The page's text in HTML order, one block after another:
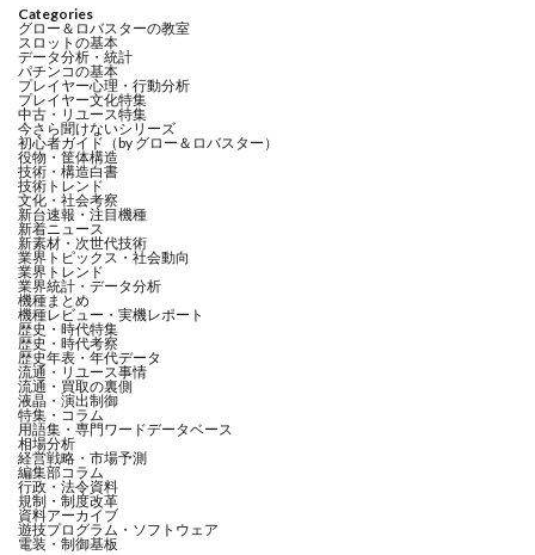
Categories
グロー＆ロバスターの教室
スロットの基本
データ分析・統計
パチンコの基本
プレイヤー心理・行動分析
プレイヤー文化特集
中古・リユース特集
今さら聞けないシリーズ
初心者ガイド（by グロー＆ロバスター）
役物・筐体構造
技術・構造白書
技術トレンド
文化・社会考察
新台速報・注目機種
新着ニュース
新素材・次世代技術
業界トピックス・社会動向
業界トレンド
業界統計・データ分析
機種まとめ
機種レビュー・実機レポート
歴史・時代特集
歴史・時代考察
歴史年表・年代データ
流通・リユース事情
流通・買取の裏側
液晶・演出制御
特集・コラム
用語集・専門ワードデータベース
相場分析
経営戦略・市場予測
編集部コラム
行政・法令資料
規制・制度改革
資料アーカイブ
遊技プログラム・ソフトウェア
電装・制御基板